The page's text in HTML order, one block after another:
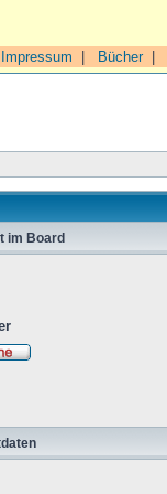
Impressum Bücher|
im Board